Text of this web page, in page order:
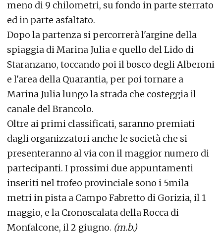
meno di 9 chilometri, su fondo in parte sterrato
ed in parte asfaltato.
Dopo la partenza si percorrerà l'argine della
spiaggia di Marina Julia e quello del Lido di
Staranzano, toccando poi il bosco degli Alberoni
e l'area della Quarantia, per poi tornare a
Marina Julia lungo la strada che costeggia il
canale del Brancolo.
Oltre ai primi classificati, saranno premiati
dagli organizzatori anche le società che si
presenteranno al via con il maggior numero di
partecipanti. I prossimi due appuntamenti
inseriti nel trofeo provinciale sono i 5mila
metri in pista a Campo Fabretto di Gorizia, il 1
maggio, e la Cronoscalata della Rocca di
Monfalcone, il 2 giugno. (m.b.)